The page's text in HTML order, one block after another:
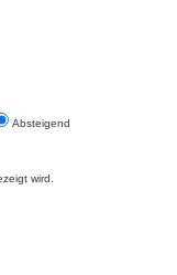
Absteigend
wird.